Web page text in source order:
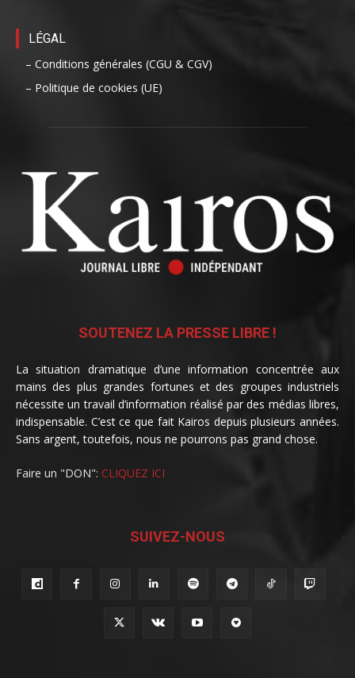
LÉGAL
– Conditions générales (CGU & CGV)
– Politique de cookies (UE)
SOUTENEZ LA PRESSE LIBRE !
La situation dramatique d’une information concentrée aux
mains des plus grandes fortunes et des groupes industriels
nécessite un travail d’information réalisé par des médias libres,
indispensable. C’est ce que fait Kairos depuis plusieurs années.
Sans argent, toutefois, nous ne pourrons pas grand chose.
Faire un "DON": CLIQUEZ ICI
SUIVEZ-NOUS